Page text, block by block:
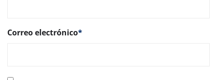
Correo electrónico*